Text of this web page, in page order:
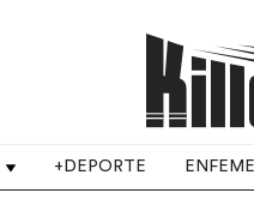
+DEPORTE